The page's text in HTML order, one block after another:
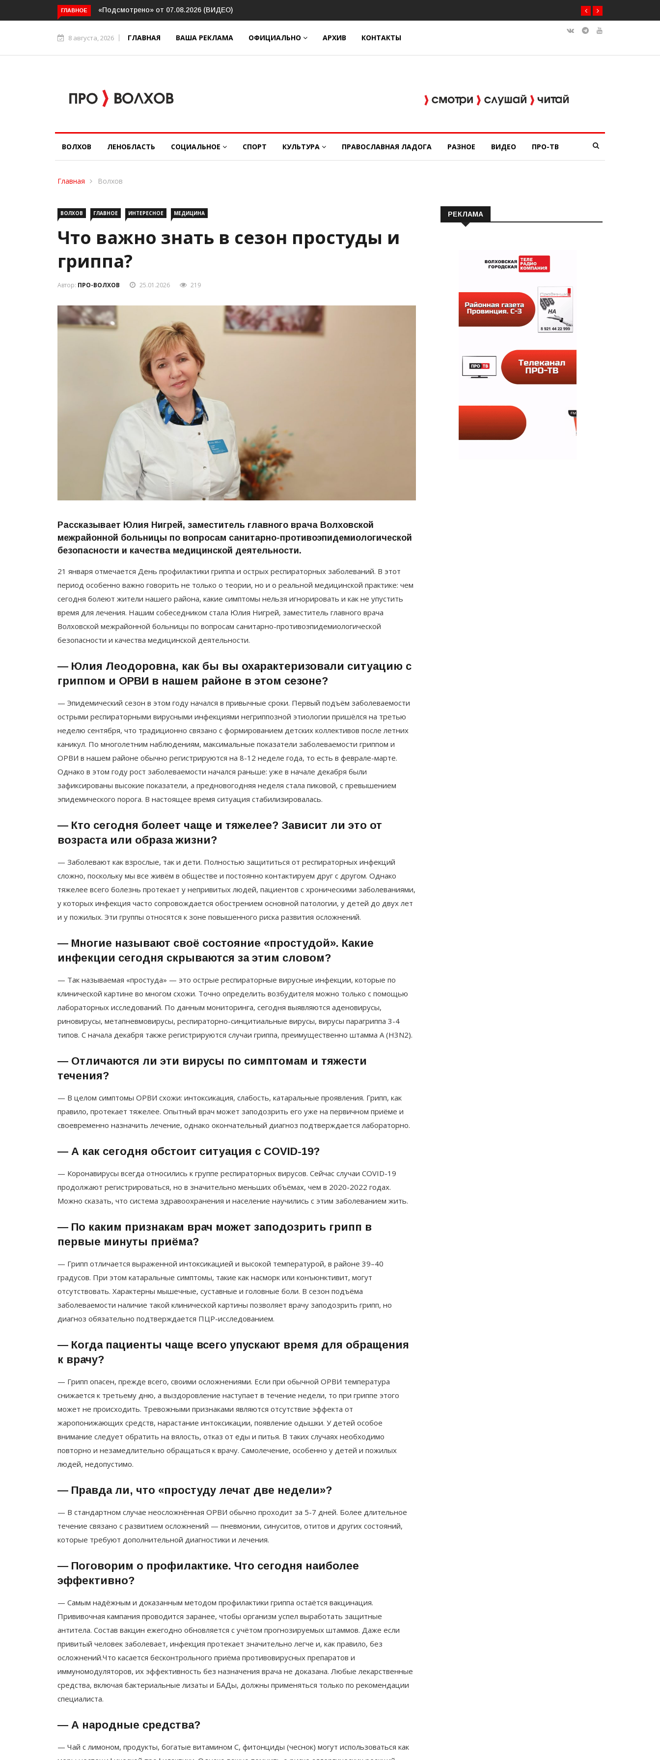
ГЛАВНОЕ Волховский шлюз отметил вековой юбилей
8 августа, 2026 ГЛАВНАЯ ВАША РЕКЛАМА ОФИЦИАЛЬНО АРХИВ КОНТАКТЫ
ВОЛХОВ ЛЕНОБЛАСТЬ СОЦИАЛЬНОЕ СПОРТ КУЛЬТУРА ПРАВОСЛАВНАЯ ЛАДОГА РАЗНОЕ ВИДЕО ПРО-ТВ
Главная Волхов
ВОЛХОВ ГЛАВНОЕ ИНТЕРЕСНОЕ МЕДИЦИНА
Что важно знать в сезон простуды и
гриппа?
Автор: ПРО-ВОЛХОВ 25.01.2026 219
Рассказывает Юлия Нигрей, заместитель главного врача Волховской
межрайонной больницы по вопросам санитарно-противоэпидемиологической
безопасности и качества медицинской деятельности.
21 января отмечается День профилактики гриппа и острых респираторных заболеваний. В этот
период особенно важно говорить не только о теории, но и о реальной медицинской практике: чем
сегодня болеют жители нашего района, какие симптомы нельзя игнорировать и как не упустить
время для лечения. Нашим собеседником стала Юлия Нигрей, заместитель главного врача
Волховской межрайонной больницы по вопросам санитарно-противоэпидемиологической
безопасности и качества медицинской деятельности.
— Юлия Леодоровна, как бы вы охарактеризовали ситуацию с
гриппом и ОРВИ в нашем районе в этом сезоне?
— Эпидемический сезон в этом году начался в привычные сроки. Первый подъём заболеваемости
острыми респираторными вирусными инфекциями негриппозной этиологии пришёлся на третью
неделю сентября, что традиционно связано с формированием детских коллективов после летних
каникул. По многолетним наблюдениям, максимальные показатели заболеваемости гриппом и
ОРВИ в нашем районе обычно регистрируются на 8-12 неделе года, то есть в феврале-марте.
Однако в этом году рост заболеваемости начался раньше: уже в начале декабря были
зафиксированы высокие показатели, а предновогодняя неделя стала пиковой, с превышением
эпидемического порога. В настоящее время ситуация стабилизировалась.
— Кто сегодня болеет чаще и тяжелее? Зависит ли это от
возраста или образа жизни?
— Заболевают как взрослые, так и дети. Полностью защититься от респираторных инфекций
сложно, поскольку мы все живём в обществе и постоянно контактируем друг с другом. Однако
тяжелее всего болезнь протекает у непривитых людей, пациентов с хроническими заболеваниями,
у которых инфекция часто сопровождается обострением основной патологии, у детей до двух лет
и у пожилых. Эти группы относятся к зоне повышенного риска развития осложнений.
— Многие называют своё состояние «простудой». Какие
инфекции сегодня скрываются за этим словом?
— Так называемая «простуда» — это острые респираторные вирусные инфекции, которые по
клинической картине во многом схожи. Точно определить возбудителя можно только с помощью
лабораторных исследований. По данным мониторинга, сегодня выявляются аденовирусы,
риновирусы, метапневмовирусы, респираторно-синцитиальные вирусы, вирусы парагриппа 3-4
типов. С начала декабря также регистрируются случаи гриппа, преимущественно штамма A (H3N2).
— Отличаются ли эти вирусы по симптомам и тяжести
течения?
— В целом симптомы ОРВИ схожи: интоксикация, слабость, катаральные проявления. Грипп, как
правило, протекает тяжелее. Опытный врач может заподозрить его уже на первичном приёме и
своевременно назначить лечение, однако окончательный диагноз подтверждается лабораторно.
— А как сегодня обстоит ситуация с COVID-19?
— Коронавирусы всегда относились к группе респираторных вирусов. Сейчас случаи COVID-19
продолжают регистрироваться, но в значительно меньших объёмах, чем в 2020-2022 годах.
Можно сказать, что система здравоохранения и население научились с этим заболеванием жить.
— По каким признакам врач может заподозрить грипп в
первые минуты приёма?
— Грипп отличается выраженной интоксикацией и высокой температурой, в районе 39–40
градусов. При этом катаральные симптомы, такие как насморк или конъюнктивит, могут
отсутствовать. Характерны мышечные, суставные и головные боли. В сезон подъёма
заболеваемости наличие такой клинической картины позволяет врачу заподозрить грипп, но
диагноз обязательно подтверждается ПЦР-исследованием.
— Когда пациенты чаще всего упускают время для обращения
к врачу?
— Грипп опасен, прежде всего, своими осложнениями. Если при обычной ОРВИ температура
снижается к третьему дню, а выздоровление наступает в течение недели, то при гриппе этого
может не происходить. Тревожными признаками являются отсутствие эффекта от
жаропонижающих средств, нарастание интоксикации, появление одышки. У детей особое
внимание следует обратить на вялость, отказ от еды и питья. В таких случаях необходимо
повторно и незамедлительно обращаться к врачу. Самолечение, особенно у детей и пожилых
людей, недопустимо.
— Правда ли, что «простуду лечат две недели»?
— В стандартном случае неосложнённая ОРВИ обычно проходит за 5-7 дней. Более длительное
течение связано с развитием осложнений — пневмонии, синуситов, отитов и других состояний,
которые требуют дополнительной диагностики и лечения.
— Поговорим о профилактике. Что сегодня наиболее
эффективно?
— Самым надёжным и доказанным методом профилактики гриппа остаётся вакцинация.
Прививочная кампания проводится заранее, чтобы организм успел выработать защитные
антитела. Состав вакцин ежегодно обновляется с учётом прогнозируемых штаммов. Даже если
привитый человек заболевает, инфекция протекает значительно легче и, как правило, без
осложнений.Что касается бесконтрольного приёма противовирусных препаратов и
иммуномодуляторов, их эффективность без назначения врача не доказана. Любые лекарственные
средства, включая бактериальные лизаты и БАДы, должны применяться только по рекомендации
специалиста.
— А народные средства?
— Чай с лимоном, продукты, богатые витамином С, фитонциды (чеснок) могут использоваться как
РЕКЛАМА